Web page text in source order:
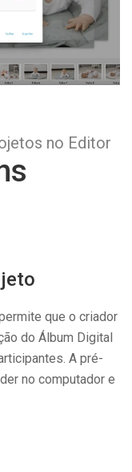
no Editor
que o criador
do Álbum Digital
A pré-
no computador e